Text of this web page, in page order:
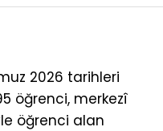
2026 tarihleri
öğrenci, merkezî
öğrenci alan